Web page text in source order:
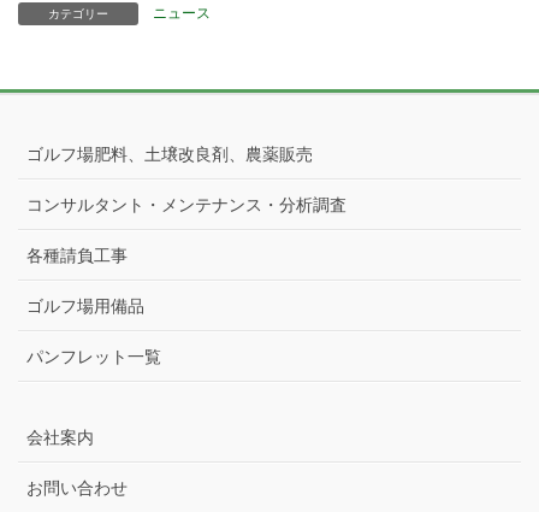
カテゴリー ニュース
ゴルフ場肥料、土壌改良剤、農薬販売
コンサルタント・メンテナンス・分析調査
各種請負工事
ゴルフ場用備品
パンフレット一覧
会社案内
お問い合わせ